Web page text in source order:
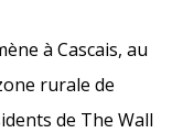
à Cascais, au
rurale de
de The Wall